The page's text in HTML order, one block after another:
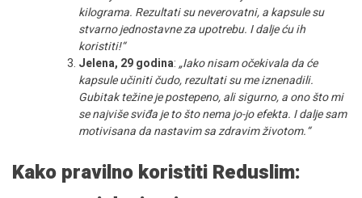
kilograma. Rezultati su neverovatni, a kapsule su
stvarno jednostavne za upotrebu. I dalje ću ih
koristiti!“
Jelena, 29 godina:„Iako nisam očekivala da će
kapsule učiniti čudo, rezultati su me iznenadili.
Gubitak težine je postepeno, ali sigurno, a ono što mi
se najviše sviđa je to što nema jo-jo efekta. I dalje sam
motivisana da nastavim sa zdravim životom.“
Kako pravilno koristiti Reduslim: